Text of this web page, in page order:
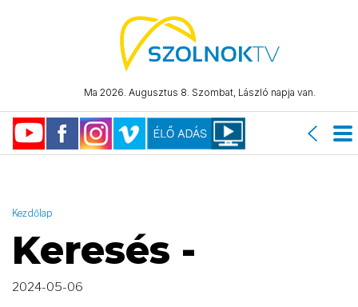
Ma 2026. Augusztus 8. Szombat, László napja van.
"2024-05-06 23:59:59" )
Kezdőlap
Keresés -
2024-05-06